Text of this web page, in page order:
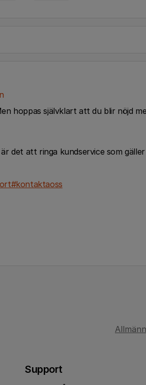
hoppas självklart att du blir nöjd
det att ringa kundservice som
Support